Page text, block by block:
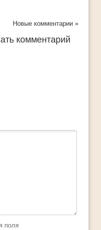
Новые комментарии »
комментарий
поля